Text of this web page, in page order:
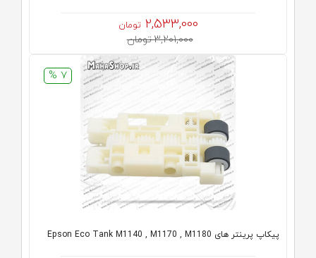
2,533,000 تومان
3,201,000 تومان
7 %
پیکاپ پرینتر های Epson Eco Tank M1140 , M1170 , M1180